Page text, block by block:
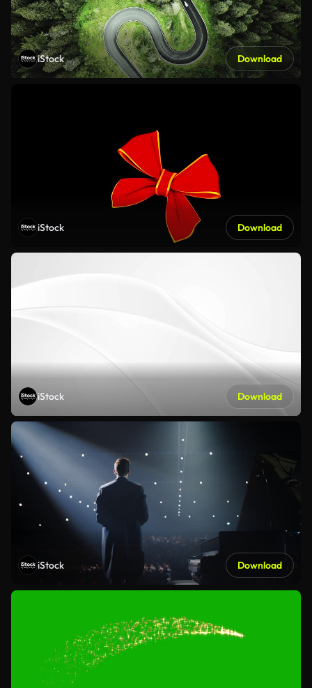
iStock Download
iStock Download
iStock Download
iStock Download